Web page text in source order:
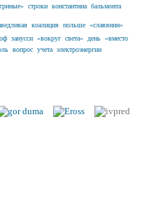
строки константина бальмонта
коалиция польше «славянин»
занусси «вокруг света» день «вместо
вопрос учета электроэнергии